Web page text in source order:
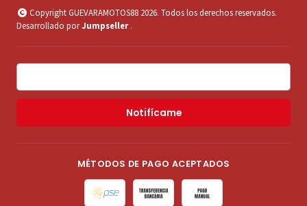
Copyright GUEVARAMOTOS88 2026. Todos los derechos reservados.
Desarrollado porJumpseller .
Notifícame
MÉTODOS DE PAGO ACEPTADOS